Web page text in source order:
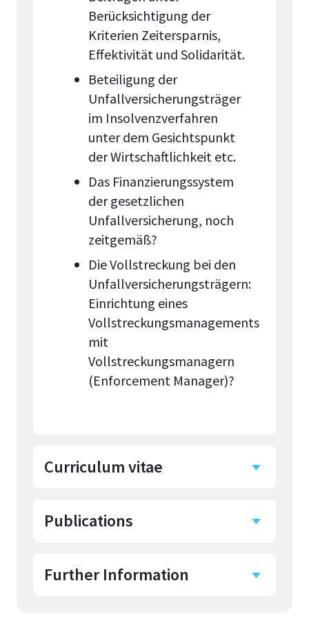
Berücksichtigung der
Kriterien Zeitersparnis,
Effektivität und Solidarität.
Beteiligung der
Unfallversicherungsträger
im Insolvenzverfahren
unter dem Gesichtspunkt
der Wirtschaftlichkeit etc.
Das Finanzierungssystem
der gesetzlichen
Unfallversicherung, noch
zeitgemäß?
Die Vollstreckung bei den
Unfallversicherungsträgern:
Einrichtung eines
Vollstreckungsmanagements
mit
Vollstreckungsmanagern
(Enforcement Manager)?
Curriculum vitae
Bis 1982 Referatsleiter bei
(Verw. Beamter im höheren
Publications
Schriften und Buchbeiträge:
Further Information